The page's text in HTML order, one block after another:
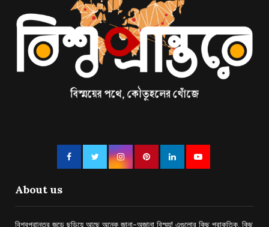
About us
বিশ্বপ্রান্তর জুড়ে ছড়িয়ে আছে অনেক জানা-অজানা বিস্ময়! এগুলোর কিছু প্রাকৃতিক, কিছু